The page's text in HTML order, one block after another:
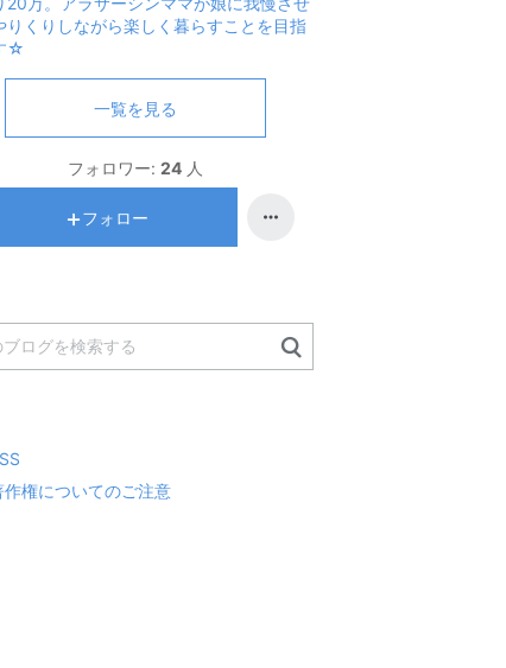
りくりしながら楽しく暮らすことを目指
☆
一覧を見る
フォロワー: 24 人
フォロー
作権についてのご注意